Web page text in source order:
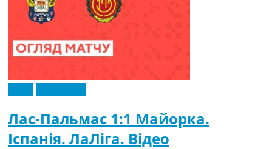
Лас-Пальмас 1:1 Майорка.
Іспанія. ЛаЛіга. Відео